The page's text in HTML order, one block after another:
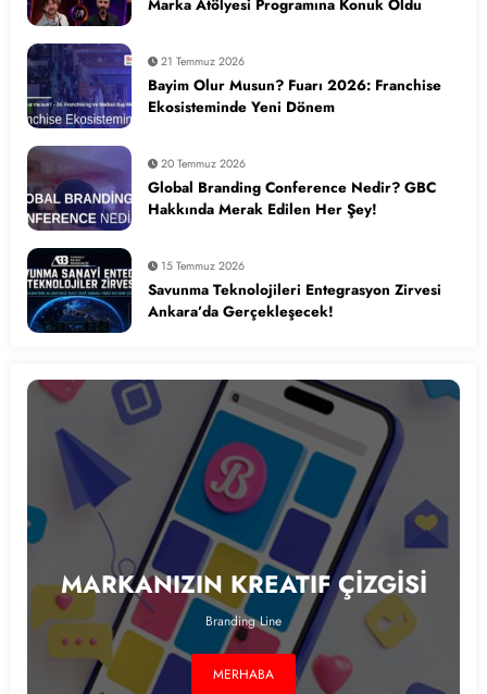
Marka Atölyesi Programına Konuk Oldu
21 Temmuz 2026
Bayim Olur Musun? Fuarı 2026: Franchise
Ekosisteminde Yeni Dönem
20 Temmuz 2026
Global Branding Conference Nedir? GBC
Hakkında Merak Edilen Her Şey!
15 Temmuz 2026
Savunma Teknolojileri Entegrasyon Zirvesi
Ankara’da Gerçekleşecek!
MARKANIZIN KREATIF ÇİZGİSİ
Branding Line
MERHABA